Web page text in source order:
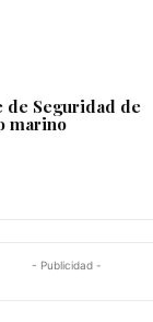
de Seguridad de
marino
- Publicidad -